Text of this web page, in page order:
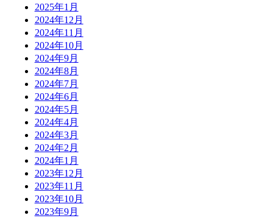
2025年1月
2024年12月
2024年11月
2024年10月
2024年9月
2024年8月
2024年7月
2024年6月
2024年5月
2024年4月
2024年3月
2024年2月
2024年1月
2023年12月
2023年11月
2023年10月
2023年9月